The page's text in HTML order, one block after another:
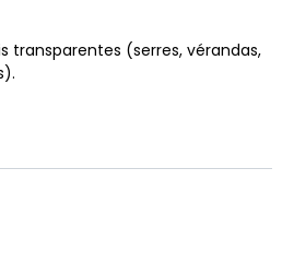
transparentes (serres, vérandas,